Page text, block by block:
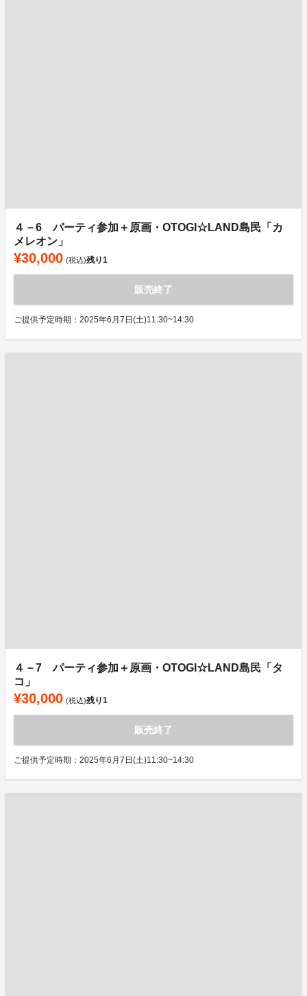
４－6 パーティ参加＋原画・OTOGI☆LAND島民「カ
メレオン」
¥30,000 (税込)残り1
販売終了
ご提供予定時期：2025年6月7日(土)11:30~14:30
４－7 パーティ参加＋原画・OTOGI☆LAND島民「タ
コ」
¥30,000 (税込)残り1
販売終了
ご提供予定時期：2025年6月7日(土)11:30~14:30